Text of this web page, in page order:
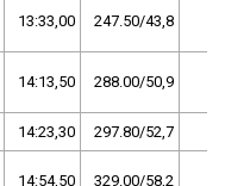
13:33,00 247.50/43,8
14:13,50 288.00/50,9
14:23,30 297.80/52,7
14:54,50 329.00/58,2